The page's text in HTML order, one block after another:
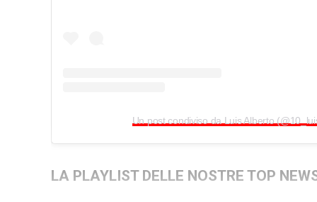
Un post condiviso da Luis Alberto
LA PLAYLIST DELLE NOSTRE TOP